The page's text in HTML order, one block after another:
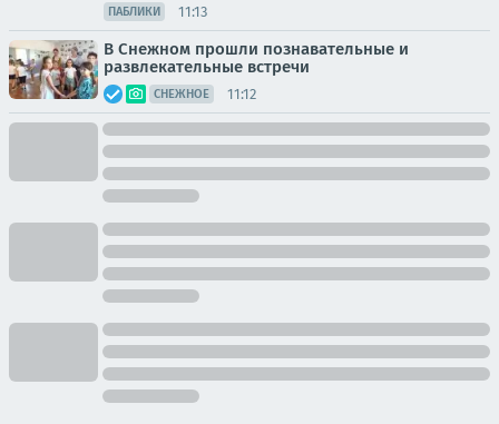
ПАБЛИКИ 11:13
В Снежном прошли познавательные и
развлекательные встречи
СНЕЖНОЕ 11:12